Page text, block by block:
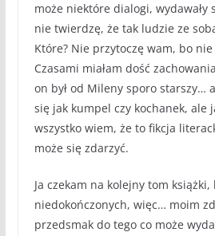
może niektóre dialogi,
nie twierdzę, że tak ludzie ze
Które? Nie przytoczę wam, bo
Czasami miałam dość
on był od Mileny sporo starszy…
się jak kumpel czy kochanek, ale
wszystko wiem, że to fikcja
może się zdarzyć.
Ja czekam na kolejny tom książki,
niedokończonych, więc… moim
przedsmak do tego co może